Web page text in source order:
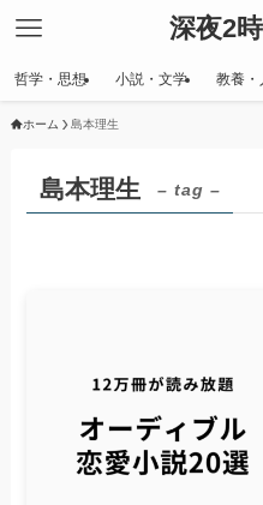
深夜2
哲学・思想 小説・文学 教養・
ホーム 島本理生
島本理生 – tag –